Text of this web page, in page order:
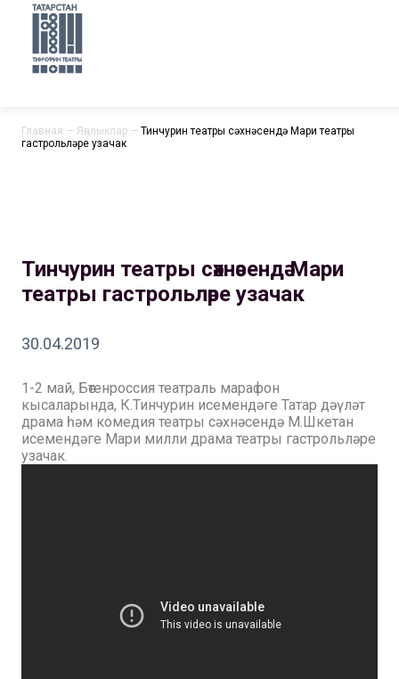
Главная — Яңалыклар — Тинчурин театры сәхнәсендә Мари театры
гастрольләре узачак
Тинчурин театры сәхнәсендә Мари
театры гастрольләре узачак
30.04.2019
1-2 май, Бөтенроссия театраль марафон
кысаларында, К.Тинчурин исемендәге Татар дәүләт
драма һәм комедия театры сәхнәсендә М.Шкетан
исемендәге Мари милли драма театры гастрольләре
узачак.